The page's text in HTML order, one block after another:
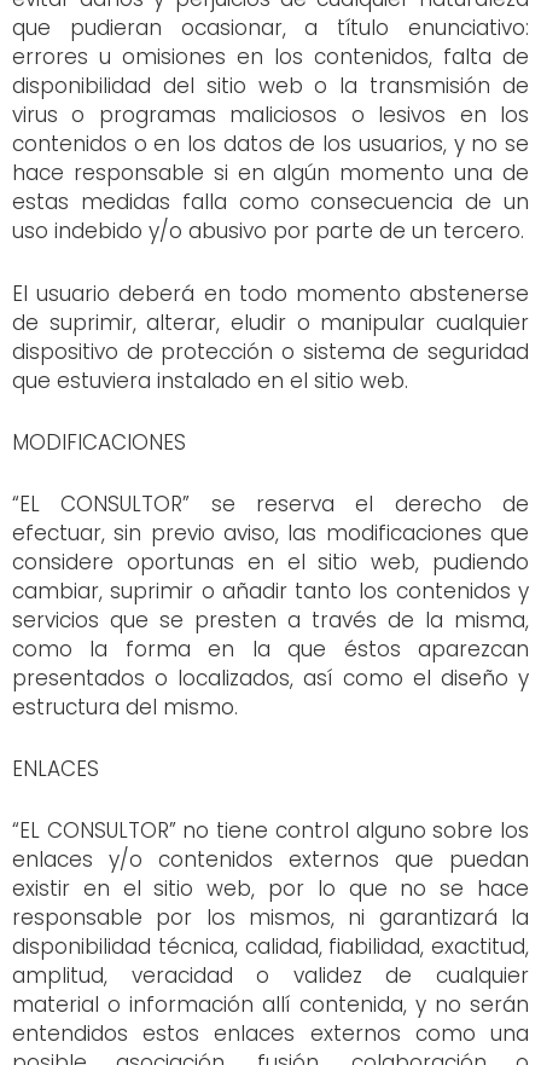
que pudieran ocasionar, a título enunciativo:
errores u omisiones en los contenidos, falta de
disponibilidad del sitio web o la transmisión de
virus o programas maliciosos o lesivos en los
contenidos o en los datos de los usuarios, y no se
hace responsable si en algún momento una de
estas medidas falla como consecuencia de un
uso indebido y/o abusivo por parte de un tercero.
El usuario deberá en todo momento abstenerse
de suprimir, alterar, eludir o manipular cualquier
dispositivo de protección o sistema de seguridad
que estuviera instalado en el sitio web.
MODIFICACIONES
“EL CONSULTOR” se reserva el derecho de
efectuar, sin previo aviso, las modificaciones que
considere oportunas en el sitio web, pudiendo
cambiar, suprimir o añadir tanto los contenidos y
servicios que se presten a través de la misma,
como la forma en la que éstos aparezcan
presentados o localizados, así como el diseño y
estructura del mismo.
ENLACES
“EL CONSULTOR” no tiene control alguno sobre los
enlaces y/o contenidos externos que puedan
existir en el sitio web, por lo que no se hace
responsable por los mismos, ni garantizará la
disponibilidad técnica, calidad, fiabilidad, exactitud,
amplitud, veracidad o validez de cualquier
material o información allí contenida, y no serán
entendidos estos enlaces externos como una